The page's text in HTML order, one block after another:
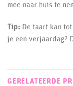
mee naar huis te
Tip: De taart kan
je een verjaardag?
GERELATEERDE